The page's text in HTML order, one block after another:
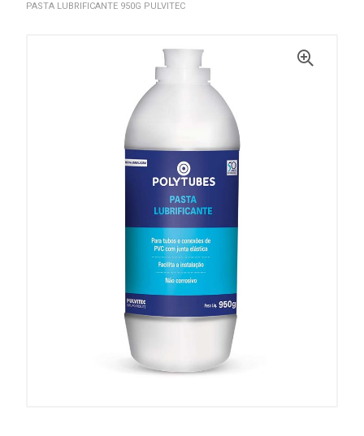
PASTA LUBRIFICANTE 950G PULVITEC